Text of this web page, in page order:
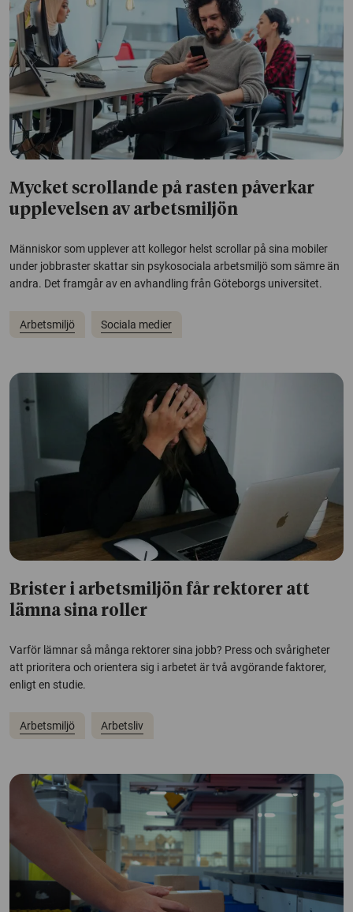
Mycket scrollande på rasten påverkar
upplevelsen av arbetsmiljön
Människor som upplever att kollegor helst scrollar på sina mobiler
under jobbraster skattar sin psykosociala arbetsmiljö som sämre än
andra. Det framgår av en avhandling från Göteborgs universitet.
Arbetsmiljö Sociala medier
Brister i arbetsmiljön får rektorer att
lämna sina roller
Varför lämnar så många rektorer sina jobb? Press och svårigheter
att prioritera och orientera sig i arbetet är två avgörande faktorer,
enligt en studie.
Arbetsmiljö Arbetsliv